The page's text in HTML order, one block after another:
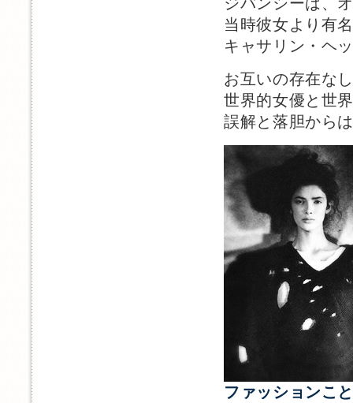
当時彼女より有
キャサリン・ヘ
お互いの存在な
世界的女優と世
誤解と落胆から
ファッションこ